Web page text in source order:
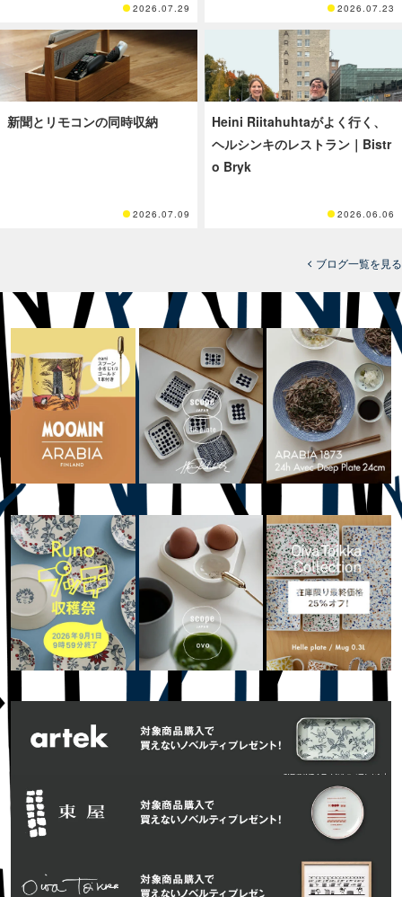
2026.07.29 2026.07.23
新聞とリモコンの同時収納
2026.07.09
Heini Riitahuhtaがよく行く、
ヘルシンキのレストラン｜Bistr
o Bryk
2026.06.06
ブログ一覧を見る